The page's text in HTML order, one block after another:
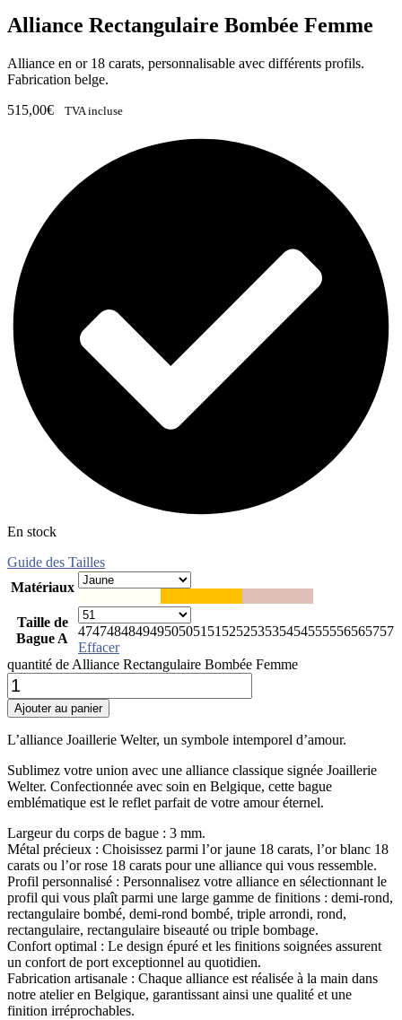
Alliance Rectangulaire Bombée Femme
Alliance en or 18 carats, personnalisable avec différents profils.
Fabrication belge.
515,00€ TVA incluse
En stock
Guide des Tailles
Matériaux
Taille de
Bague A
474748484949505051 51 525253535454555556565757
Effacer
quantité de Alliance Rectangulaire Bombée Femme
Ajouter au panier
L’alliance Joaillerie Welter, un symbole intemporel d’amour.
Sublimez votre union avec une alliance classique signée Joaillerie
Welter. Confectionnée avec soin en Belgique, cette bague
emblématique est le reflet parfait de votre amour éternel.
Largeur du corps de bague : 3 mm.
Métal précieux : Choisissez parmi l’or jaune 18 carats, l’or blanc 18
carats ou l’or rose 18 carats pour une alliance qui vous ressemble.
Profil personnalisé : Personnalisez votre alliance en sélectionnant le
profil qui vous plaît parmi une large gamme de finitions : demi-rond,
rectangulaire bombé, demi-rond bombé, triple arrondi, rond,
rectangulaire, rectangulaire biseauté ou triple bombage.
Confort optimal : Le design épuré et les finitions soignées assurent
un confort de port exceptionnel au quotidien.
Fabrication artisanale : Chaque alliance est réalisée à la main dans
notre atelier en Belgique, garantissant ainsi une qualité et une
finition irréprochables.